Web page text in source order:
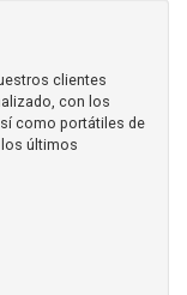
clientes
con los
como portátiles de
últimos